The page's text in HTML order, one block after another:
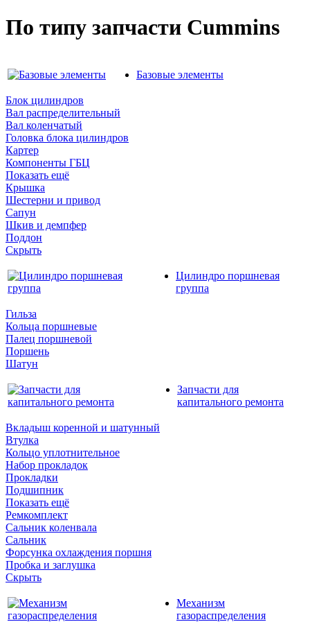
По типу запчасти Cummins
Базовые элементы
Блок цилиндров
Вал распределительный
Вал коленчатый
Головка блока цилиндров
Картер
Компоненты ГБЦ
Показать ещё
Крышка
Шестерни и привод
Сапун
Шкив и демпфер
Поддон
Скрыть
Цилиндро поршневая
группа
Гильза
Кольца поршневые
Палец поршневой
Поршень
Шатун
Запчасти для
капитального ремонта
Вкладыш коренной и шатунный
Втулка
Кольцо уплотнительное
Набор прокладок
Прокладки
Подшипник
Показать ещё
Ремкомплект
Сальник коленвала
Сальник
Форсунка охлаждения поршня
Пробка и заглушка
Скрыть
Механизм
газораспределения